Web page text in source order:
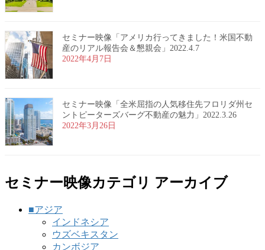
セミナー映像「アメリカ行ってきました！米国不動
産のリアル報告会＆懇親会」2022.4.7
2022年4月7日
セミナー映像「全米屈指の人気移住先フロリダ州セ
ントピーターズバーグ不動産の魅力」2022.3.26
2022年3月26日
セミナー映像カテゴリ アーカイブ
■アジア
インドネシア
ウズベキスタン
カンボジア